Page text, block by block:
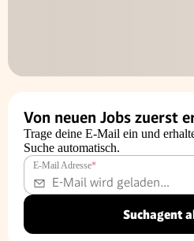
Von neuen Jobs zuerst
Trage deine E-Mail ein und
Suche automatisch.
E-Mail Adresse*
Suchagent